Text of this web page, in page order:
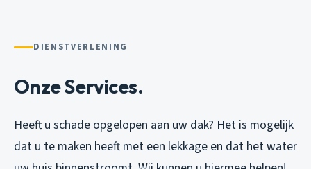
DIENSTVERLENING
Onze Services.
Heeft u schade opgelopen aan uw dak? Het is mogelijk
dat u te maken heeft met een lekkage en dat het water